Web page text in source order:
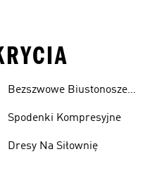
Bezszwowe Biustonosze
Spodenki Kompresyjne
Dresy Na Siłownię